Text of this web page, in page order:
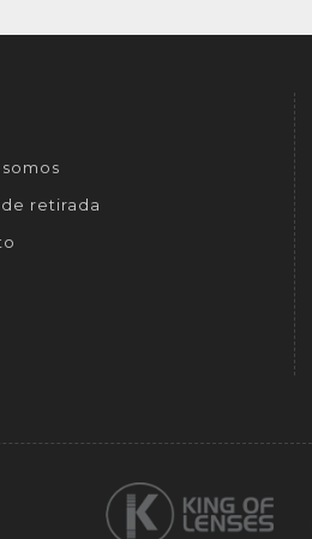
retirada